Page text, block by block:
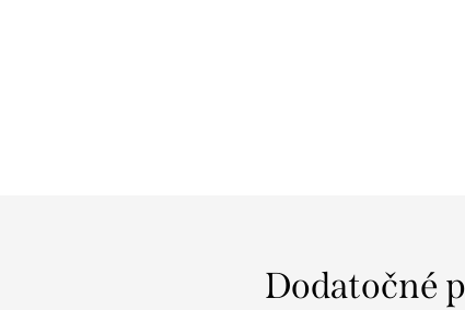
Dodatočné